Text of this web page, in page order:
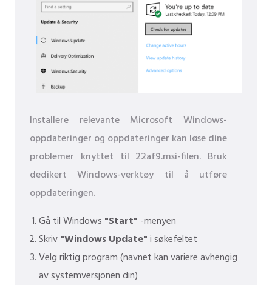
Installere relevante Microsoft Windows-
oppdateringer og oppdateringer kan løse dine
problemer knyttet til 22af9.msi-filen. Bruk
dedikert Windows-verktøy til å utføre
oppdateringen.
Gå til Windows "Start" -menyen
Skriv"Windows Update"i søkefeltet
Velg riktig program (navnet kan variere avhengig
av systemversjonen din)